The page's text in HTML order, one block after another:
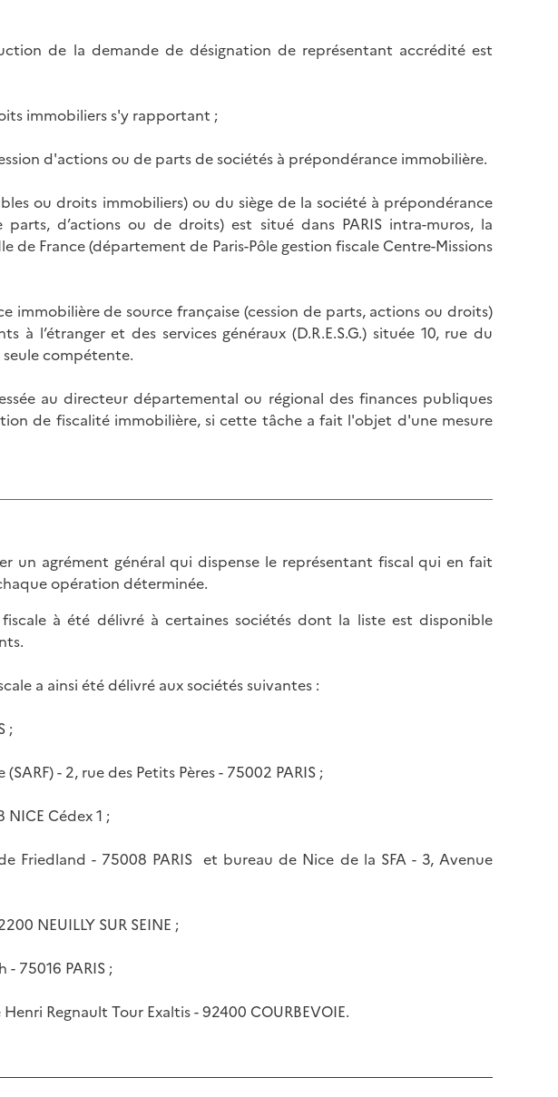
de la demande de désignation de représentant accrédité est
immobiliers s'y rapportant ;
d'actions ou de parts de sociétés à prépondérance immobilière.
ou droits immobiliers) ou du siège de la société à prépondérance
d’actions ou de droits) est situé dans PARIS intra-muros, la
de France (département de Paris-Pôle gestion fiscale Centre-Missions
immobilière de source française (cession de parts, actions ou droits)
à l’étranger et des services généraux (D.R.E.S.G.) située 10, rue du
seule compétente.
au directeur départemental ou régional des finances publiques
de fiscalité immobilière, si cette tâche a fait l'objet d'une mesure
un agrément général qui dispense le représentant fiscal qui en fait
opération déterminée.
à été délivré à certaines sociétés dont la liste est disponible
a ainsi été délivré aux sociétés suivantes :
;
- 2, rue des Petits Pères - 75002 PARIS ;
Cédex 1 ;
Friedland - 75008 PARIS et bureau de Nice de la SFA - 3, Avenue
NEUILLY SUR SEINE ;
- 75016 PARIS ;
Regnault Tour Exaltis - 92400 COURBEVOIE.